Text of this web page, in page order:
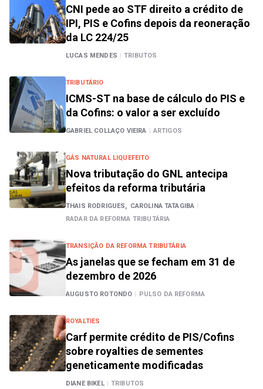
CNI pede ao STF direito a crédito de
IPI, PIS e Cofins depois da reoneração
da LC 224/25
LUCAS MENDES | TRIBUTOS
TRIBUTÁRIO
ICMS-ST na base de cálculo do PIS e
da Cofins: o valor a ser excluído
GABRIEL COLLAÇO VIEIRA | ARTIGOS
GÁS NATURAL LIQUEFEITO
Nova tributação do GNL antecipa
efeitos da reforma tributária
THAIS RODRIGUES, CAROLINA TATAGIBA |
RADAR DA REFORMA TRIBUTÁRIA
TRANSIÇÃO DA REFORMA TRIBUTÁRIA
As janelas que se fecham em 31 de
dezembro de 2026
AUGUSTO ROTONDO | PULSO DA REFORMA
ROYALTIES
Carf permite crédito de PIS/Cofins
sobre royalties de sementes
geneticamente modificadas
DIANE BIKEL | TRIBUTOS